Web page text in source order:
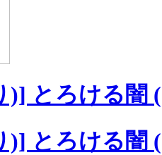
)] とろける闇
)] とろける闇